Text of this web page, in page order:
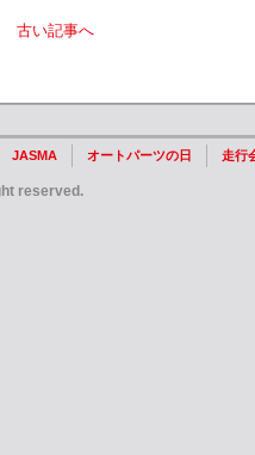
古い記事へ
JASMA オートパーツの日 走行
reserved.